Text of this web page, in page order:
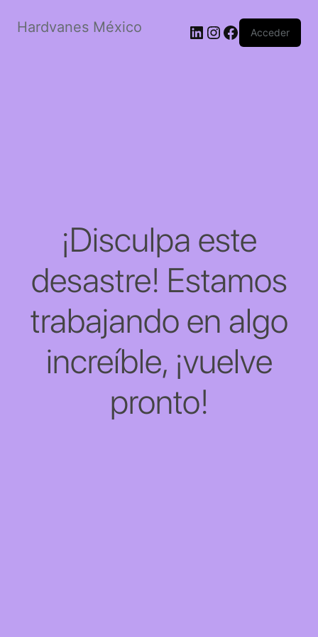
Hardvanes México LinkedIn
Instagram
Facebook
Acceder
¡Disculpa este
desastre! Estamos
trabajando en algo
increíble, ¡vuelve
pronto!